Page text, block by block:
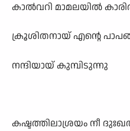
കാൽവറി മാമലയിൽ
ക്രൂശിതനായ് എന്റെ
നന്ദിയായ് കുമ്പിടുന്നു
കഷ്ടത്തിലാശ്രയം നീ